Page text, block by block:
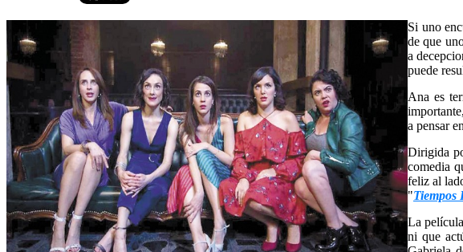
Si uno
de que
a
puede
Ana es
a pensar
Dirigida
comedia
feliz al
"Tiempos
La
ni que